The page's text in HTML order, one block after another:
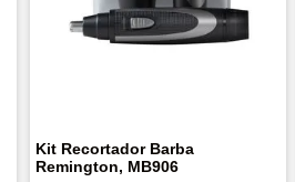
Kit Recortador Barba
Remington, MB906